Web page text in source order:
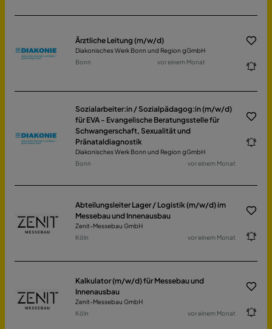
Ärztliche Leitung (m/w/d)
Diakonisches Werk Bonn und Region gGmbH
Bonn
vor einem Monat
Sozialarbeiter:in / Sozialpädagog:in (m/w/d)
für EVA - Evangelische Beratungsstelle für
Schwangerschaft, Sexualität und
Pränataldiagnostik
Diakonisches Werk Bonn und Region gGmbH
Bonn
vor einem Monat
Abteilungsleiter Lager / Logistik (m/w/d) im
Messebau und Innenausbau
Zenit-Messebau GmbH
Köln
vor einem Monat
Kalkulator (m/w/d) für Messebau und
Innenausbau
Zenit-Messebau GmbH
Köln
vor einem Monat